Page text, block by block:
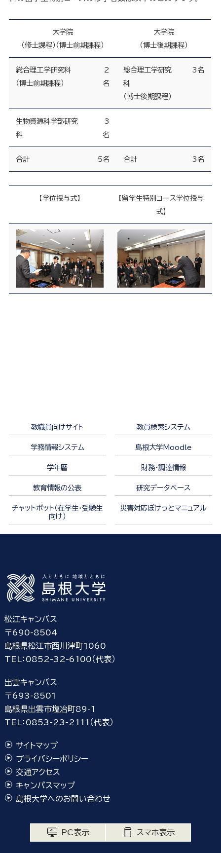
大学院
（修士課程）（博士前期課程）
大学院
（博士後期課程）
総合理工学研究科
（博士前期課程）
2
名
総合理工学研究
科
（博士後期課程）
3名
生物資源科学部研究
科
3
名
合計 5名 合計 3名
【学位授与式】
【留学生特別コース学位授与
式】
教職員向けサイト 教員検索システム
学務情報システム 島根大学Moodle
学年暦 財務・調達情報
教育情報の公表 研究データベース
チャットボット（在学生・受験生
向け）
災害対応ぽけっとマニュアル
松江キャンパス
〒690-8504
島根県松江市西川津町1060
TEL：0852-32-6100（代表）
出雲キャンパス
〒693-8501
島根県出雲市塩冶町89-1
TEL：0853-23-2111（代表）
サイトマップ
プライバシーポリシー
交通アクセス
キャンパスマップ
島根大学へのお問い合わせ
PC表示 スマホ表示